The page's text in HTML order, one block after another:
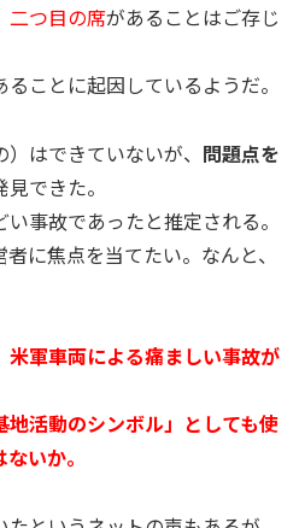
二つ目の席があることはご存じ
ことに起因しているようだ。
はできていないが、 問題点を
見できた。
事故であったと推定される。
に焦点を当てたい。なんと、
軍車両による痛ましい事故が
活動のシンボル」としても使
いか。